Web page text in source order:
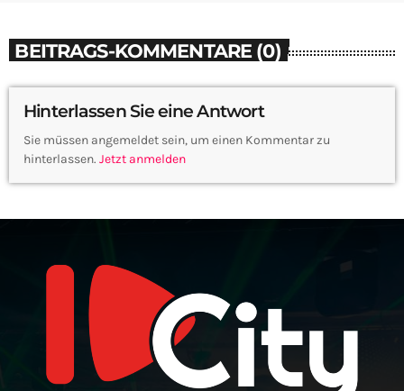
BEITRAGS-KOMMENTARE (0)
Hinterlassen Sie eine Antwort
Sie müssen angemeldet sein, um einen Kommentar zu
hinterlassen. Jetzt anmelden